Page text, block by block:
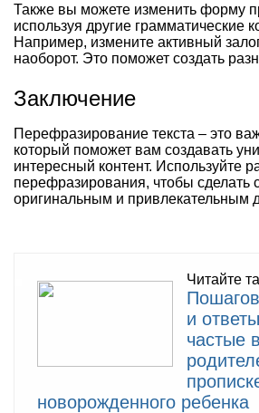
Также вы можете изменить форму
используя другие грамматические
Например, измените активный
наоборот. Это поможет создать
Заключение
Перефразирование текста – это
который поможет вам создавать
интересный контент. Используйте
перефразирования, чтобы сделать
оригинальным и привлекательным
Читайте
и
частые
новорожденного ребенка